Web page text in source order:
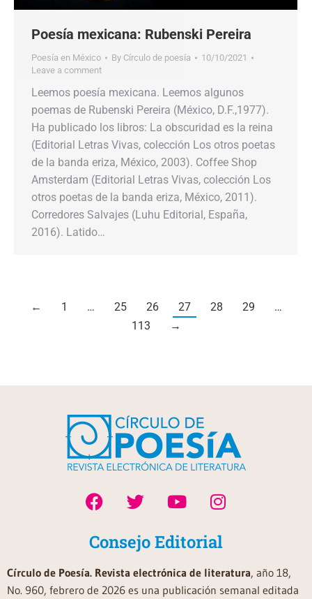
Poesía mexicana: Rubenski Pereira
Poesía en México By Círculo de poesía
10/10/2021
Leave a comment
Leemos poesía mexicana. Leemos algunos
poemas de Rubenski Pereira (México, D.F.,1977).
Ha publicado los libros: La obscuridad es la reina
(Editorial Letras Vivas, colección Los otros poetas
de la banda eriza, México, 2003). Coffee Shop
Amsterdam (Editorial Letras Vivas, colección Los
otros poetas de la banda eriza, México, 2011).
Corredores Salvajes (Luhu Editorial, España,
2016). Latido…
← 1 … 25 26 27 28 29
…
113
→
Consejo Editorial
Círculo de Poesía. Revista electrónica de literatura, año 18,
No. 960, febrero de 2026 es una publicación semanal editada